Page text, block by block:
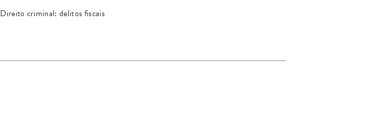
Direito criminal: delitos fiscais